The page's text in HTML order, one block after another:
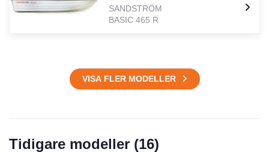
SANDSTRÖM
BASIC 465 R
VISA FLER MODELLER
Tidigare modeller (16)